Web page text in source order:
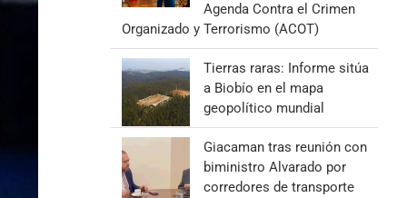
Agenda Contra el Crimen
Organizado y Terrorismo (ACOT)
Tierras raras: Informe sitúa
a Biobío en el mapa
geopolítico mundial
Giacaman tras reunión con
biministro Alvarado por
corredores de transporte